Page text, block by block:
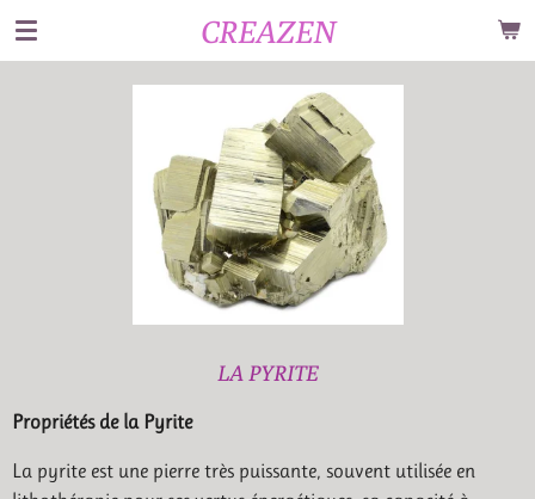
Passer
au
CREAZEN
LA PYRITE
Propriétés de la Pyrite
La pyrite est une pierre très puissante, souvent utilisée en